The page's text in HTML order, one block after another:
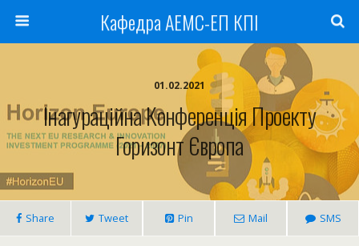
Кафедра АЕМС-ЕП КПІ
01.02.2021
Інагураційна Конференція Проекту
Горизонт Європа
Share Tweet Pin Mail SMS